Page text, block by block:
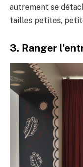
autrement se
tailles petites,
3. Ranger